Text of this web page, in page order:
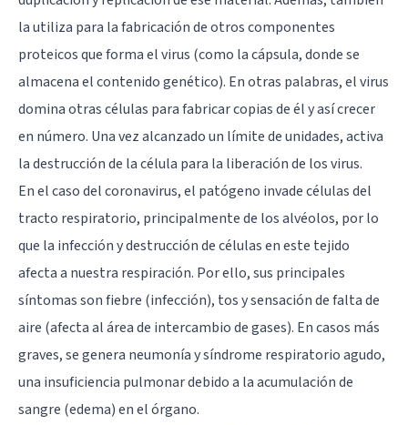
la utiliza para la fabricación de otros componentes
proteicos que forma elvirus (como la cápsula, donde se
almacena el contenido genético). En otras palabras, el virus
domina otras células para fabricar copias de él y así crecer
en número. Una vez alcanzado un límite de unidades, activa
la destrucción de la célula para la liberación de los virus.
En el caso del coronavirus, el patógeno invade células del
tracto respiratorio, principalmente de los alvéolos, por lo
que la infección y destrucción de células en este tejido
afecta a nuestra respiración. Por ello, sus principales
síntomas son fiebre (infección), tos y sensación de falta de
aire (afecta al área de intercambio de gases). En casos más
graves, se genera neumonía y síndrome respiratorio agudo,
una insuficiencia pulmonar debido a la acumulación de
sangre (edema) en el órgano.